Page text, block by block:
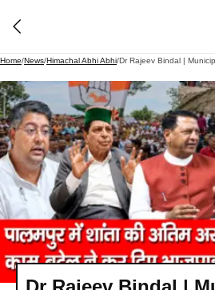
Home/News/Himachal Abhi Abhi/